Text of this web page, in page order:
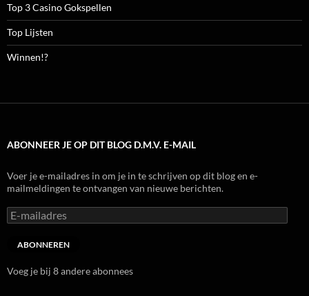
Top 3 Casino Gokspellen
Top Lijsten
Winnen!?
ABONNEER JE OP DIT BLOG D.M.V. E-MAIL
Voer je e-mailadres in om je in te schrijven op dit blog en e-
mailmeldingen te ontvangen van nieuwe berichten.
E-
mailadres
ABONNEREN
Voeg je bij 8 andere abonnees